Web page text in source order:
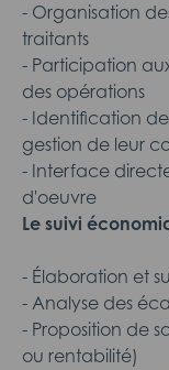
- Organisation
traitants
- Participation
des opérations
- Identification
gestion de leur
- Interface
d'oeuvre
Le suivi
- Élaboration et
- Analyse des
- Proposition de
ou rentabilité)